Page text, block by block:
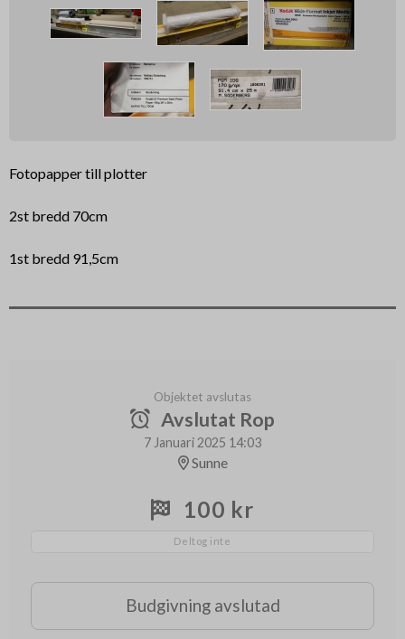
Fotopapper till plotter
2st bredd 70cm
1st bredd 91,5cm
Objektet avslutas
Avslutat Rop
7 Januari 2025 14:03
Sunne
100 kr
Deltog inte
Budgivning avslutad